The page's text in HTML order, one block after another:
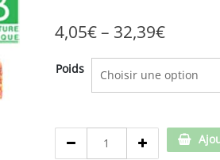
4,05€– 32,39€
Poids
Rooibos